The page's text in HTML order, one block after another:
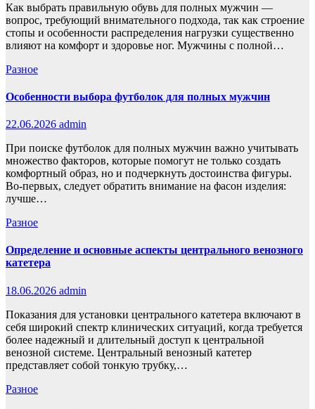
Как выбрать правильную обувь для полных мужчин —
вопрос, требующий внимательного подхода, так как строение
стопы и особенности распределения нагрузки существенно
влияют на комфорт и здоровье ног. Мужчины с полной…
Разное
Особенности выбора футболок для полных мужчин
22.06.2026 admin
При поиске футболок для полных мужчин важно учитывать
множество факторов, которые помогут не только создать
комфортный образ, но и подчеркнуть достоинства фигуры.
Во-первых, следует обратить внимание на фасон изделия:
лучше…
Разное
Определение и основные аспекты центрального венозного
катетера
18.06.2026 admin
Показания для установки центрального катетера включают в
себя широкий спектр клинических ситуаций, когда требуется
более надежный и длительный доступ к центральной
венозной системе. Центральный венозный катетер
представляет собой тонкую трубку,…
Разное